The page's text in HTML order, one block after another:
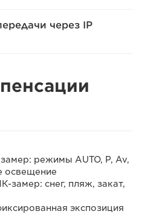
через IP
режимы AUTO, P, Av,
освещение
замер: снег, пляж, закат,
экспозиция